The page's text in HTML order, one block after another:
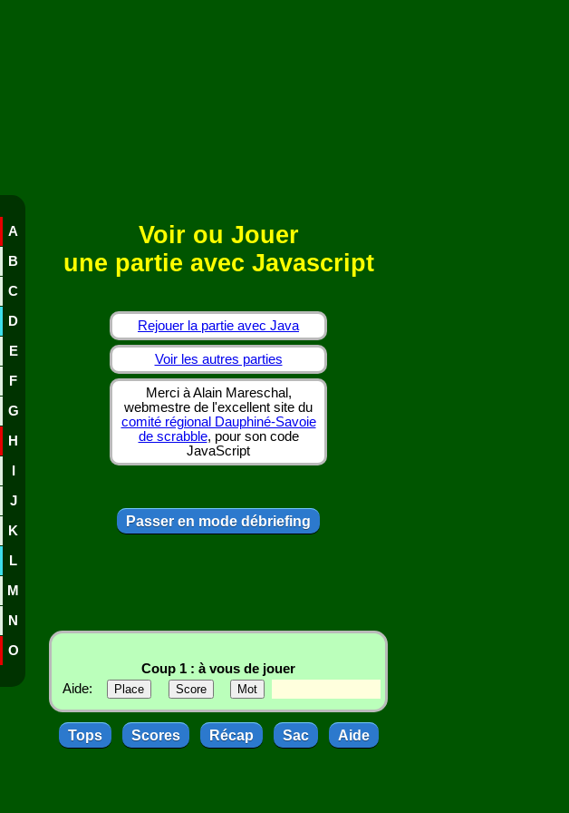
A
B
C
D
E
F
G
H
J
K
L
M
N
O
Voir ou Jouer
une partie avec Javascript
Rejouer la partie avec Java
Voir les autres parties
Merci à Alain Mareschal,
webmestre de l'excellent site du
comité régional Dauphiné-Savoie
de scrabble, pour son code
JavaScript
Passer en mode débriefing
Coup 1 : à vous de jouer
Aide:
Tops Scores Récap Sac Aide